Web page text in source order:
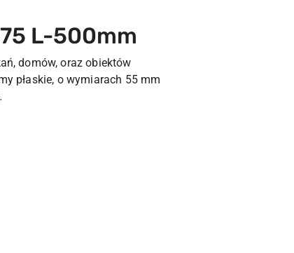
L-500mm
domów, oraz obiektów
płaskie, o wymiarach 55 mm